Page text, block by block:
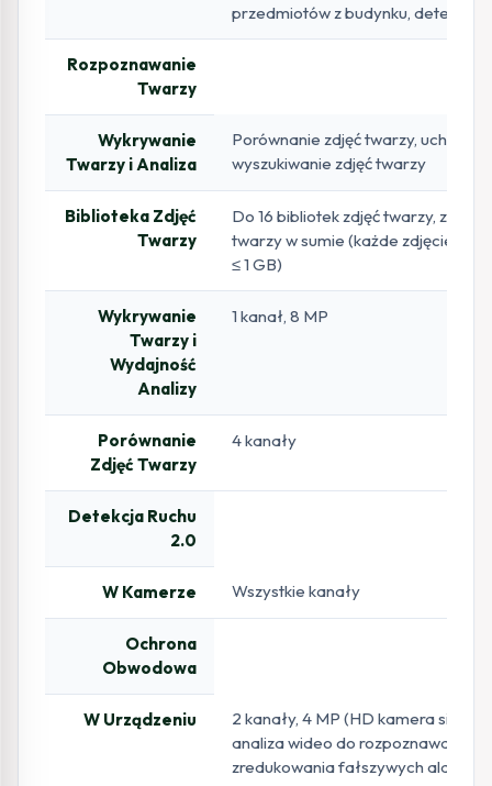
przedmiotów z budynku, detekcja
Rozpoznawanie
Twarzy
Wykrywanie
Twarzy i Analiza
Porównanie zdjęć twarzy,
wyszukiwanie zdjęć twarzy
Biblioteka Zdjęć
Twarzy
Do 16 bibliotek zdjęć twarzy, z
twarzy w sumie (każde zdjęcie ≤ 4
≤ 1 GB)
Wykrywanie
Twarzy i
Wydajność
Analizy
1 kanał, 8 MP
Porównanie
Zdjęć Twarzy
4 kanały
Detekcja Ruchu
2.0
W Kamerze Wszystkie kanały
Ochrona
Obwodowa
W Urządzeniu
2 kanały, 4 MP (HD kamera
analiza wideo do rozpoznawania
zredukowania fałszywych alarmów